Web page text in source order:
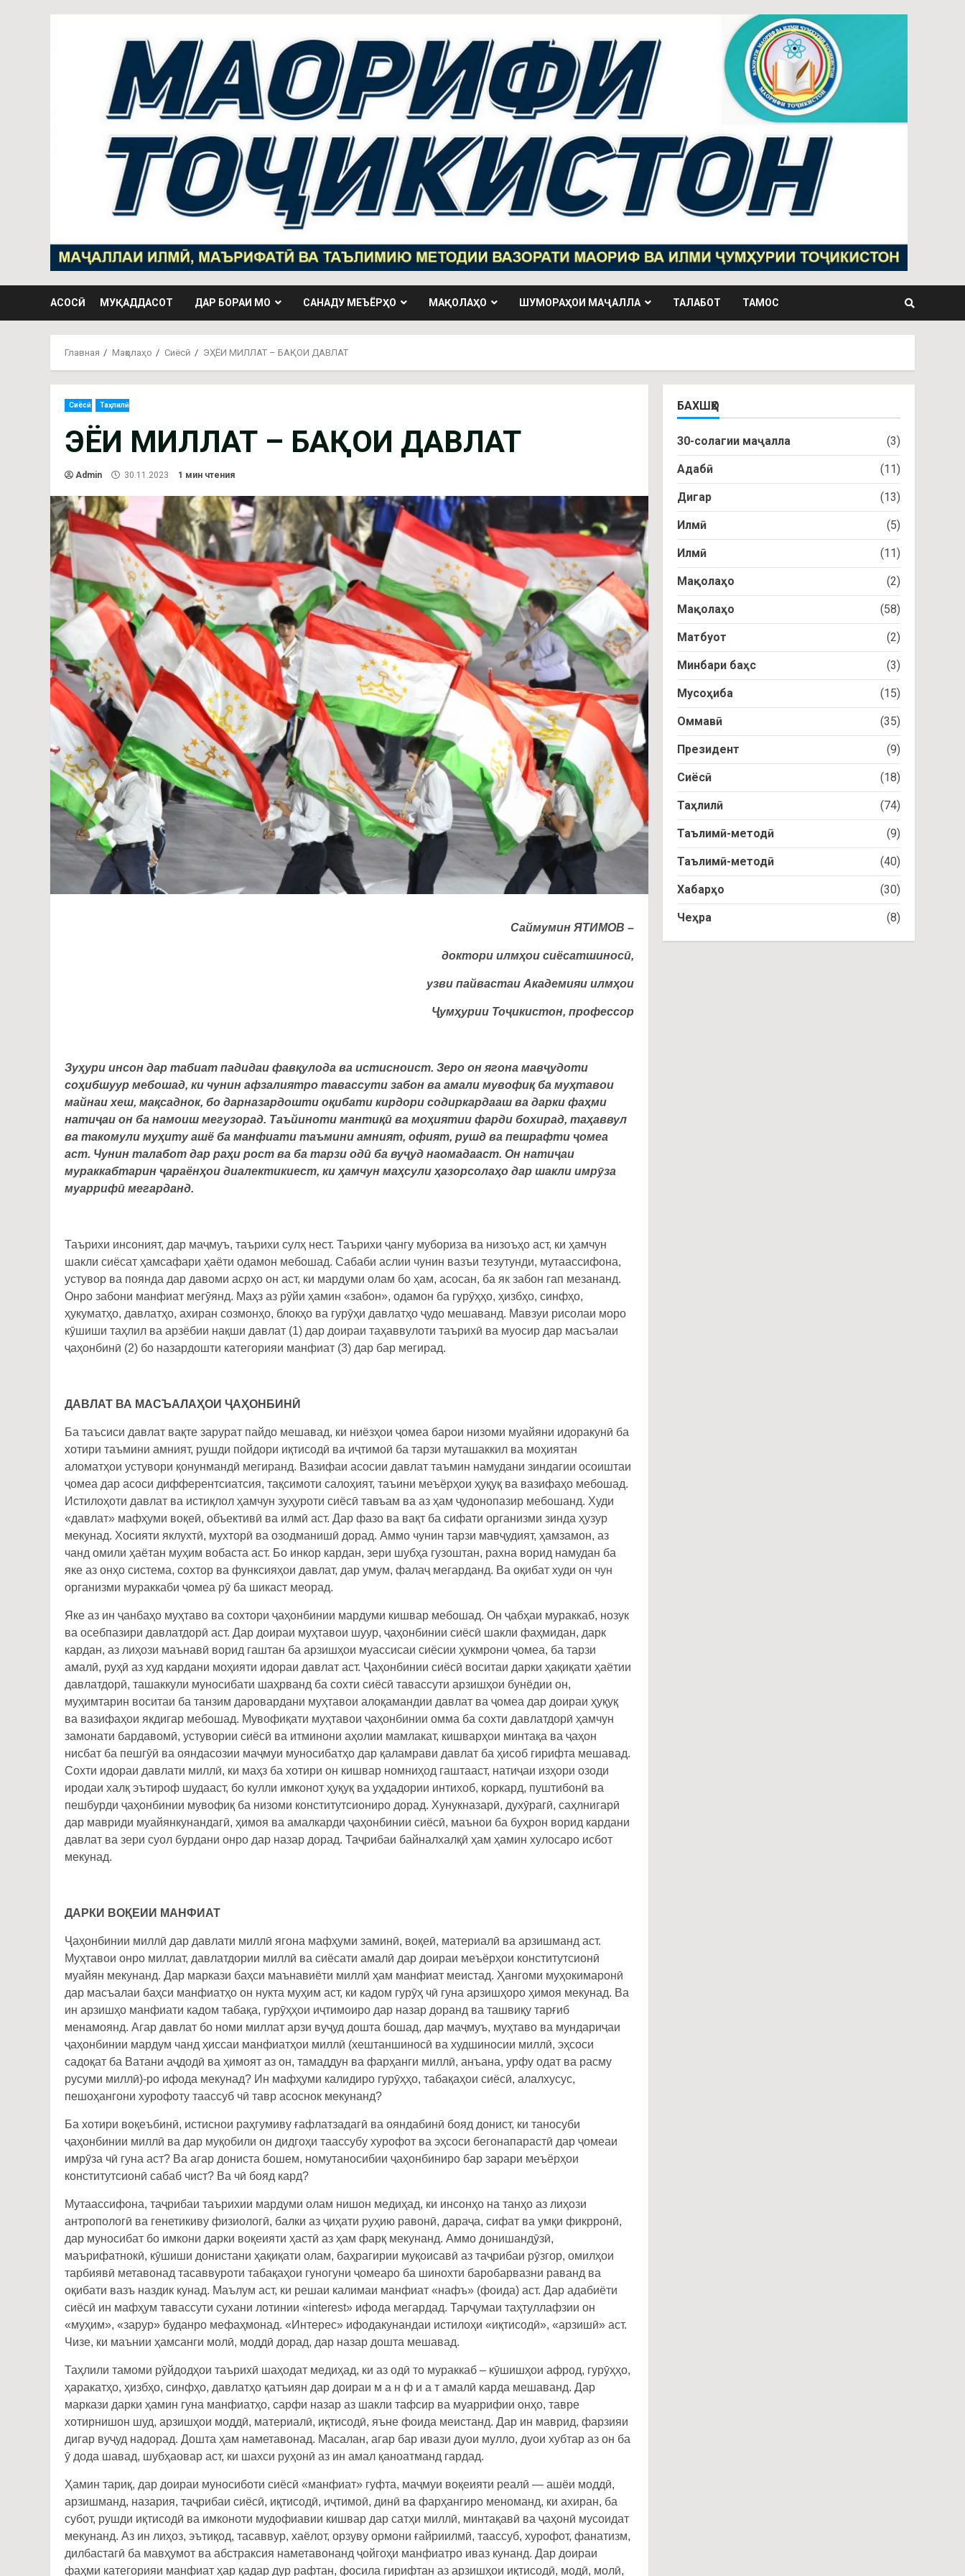
АСОСӢ МУҚАДДАСОТ ДАР БОРАИ МО САНАДУ МЕЪЁРҲО МАҚОЛАҲО ШУМОРАҲОИ МАҶАЛЛА ТАЛАБОТ ТАМОС
Главная Мақолаҳо Сиёсӣ ЭҲЁИ МИЛЛАТ – БАҚОИ ДАВЛАТ
Сиёсӣ Таҳлилӣ
ЭҲЁИ МИЛЛАТ – БАҚОИ ДАВЛАТ
Admin 30.11.2023 1 мин чтения
Саймумин ЯТИМОВ –
доктори илмҳои сиёсатшиносӣ,
узви пайвастаи Академияи илмҳои
Ҷумҳурии Тоҷикистон, профессор
Зуҳури инсон дар табиат падидаи фавқулода ва истисноист. Зеро он ягона мавҷудоти
соҳибшуур мебошад, ки чунин афзалиятро тавассути забон ва амали мувофиқ ба муҳтавои
майнаи хеш, мақсаднок, бо дарназардошти оқибати кирдори содиркардааш ва дарки фаҳми
натиҷаи он ба намоиш мегузорад. Таъйиноти мантиқӣ ва моҳиятии фарди бохирад, таҳаввул
ва такомули муҳиту ашё ба манфиати таъмини амният, офият, рушд ва пешрафти ҷомеа
аст. Чунин талабот дар раҳи рост ва ба тарзи одӣ ба вуҷуд наомадааст. Он натиҷаи
мураккабтарин ҷараёнҳои диалектикиест, ки ҳамчун маҳсули ҳазорсолаҳо дар шакли имрӯза
муаррифӣ мегарданд.
Таърихи инсоният, дар маҷмуъ, таърихи сулҳ нест. Таърихи ҷангу мубориза ва низоъҳо аст, ки ҳамчун
шакли сиёсат ҳамсафари ҳаёти одамон мебошад. Сабаби аслии чунин вазъи тезутунди, мутаассифона,
устувор ва поянда дар давоми асрҳо он аст, ки мардуми олам бо ҳам, асосан, ба як забон гап мезананд.
Онро забони манфиат мегӯянд. Маҳз аз рӯйи ҳамин «забон», одамон ба гурӯҳҳо, ҳизбҳо, синфҳо,
ҳукуматҳо, давлатҳо, ахиран созмонҳо, блокҳо ва гурӯҳи давлатҳо ҷудо мешаванд. Мавзуи рисолаи моро
кӯшиши таҳлил ва арзёбии нақши давлат (1) дар доираи таҳаввулоти таърихӣ ва муосир дар масъалаи
ҷаҳонбинӣ (2) бо назардошти категорияи манфиат (3) дар бар мегирад.
ДАВЛАТ ВА МАСЪАЛАҲОИ ҶАҲОНБИНӢ
Ба таъсиси давлат вақте зарурат пайдо мешавад, ки ниёзҳои ҷомеа барои низоми муайяни идоракунӣ ба
хотири таъмини амният, рушди пойдори иқтисодӣ ва иҷтимоӣ ба тарзи муташаккил ва моҳиятан
аломатҳои устувори қонунмандӣ мегиранд. Вазифаи асосии давлат таъмин намудани зиндагии осоиштаи
ҷомеа дар асоси дифферентсиатсия, тақсимоти салоҳият, таъини меъёрҳои ҳуқуқ ва вазифаҳо мебошад.
Истилоҳоти давлат ва истиқлол ҳамчун зуҳуроти сиёсӣ тавъам ва аз ҳам ҷудонопазир мебошанд. Худи
«давлат» мафҳуми воқеӣ, объективӣ ва илмӣ аст. Дар фазо ва вақт ба сифати организми зинда ҳузур
мекунад. Хосияти яклухтӣ, мухторӣ ва озодманишӣ дорад. Аммо чунин тарзи мавҷудият, ҳамзамон, аз
чанд омили ҳаётан муҳим вобаста аст. Бо инкор кардан, зери шубҳа гузоштан, рахна ворид намудан ба
яке аз онҳо система, сохтор ва функсияҳои давлат, дар умум, фалаҷ мегарданд. Ва оқибат худи он чун
организми мураккаби ҷомеа рӯ ба шикаст меорад.
Яке аз ин ҷанбаҳо муҳтаво ва сохтори ҷаҳонбинии мардуми кишвар мебошад. Он ҷабҳаи мураккаб, нозук
ва осебпазири давлатдорӣ аст. Дар доираи муҳтавои шуур, ҷаҳонбинии сиёсӣ шакли фаҳмидан, дарк
кардан, аз лиҳози маънавӣ ворид гаштан ба арзишҳои муассисаи сиёсии ҳукмрони ҷомеа, ба тарзи
амалӣ, руҳӣ аз худ кардани моҳияти идораи давлат аст. Ҷаҳонбинии сиёсӣ воситаи дарки ҳақиқати ҳаётии
давлатдорӣ, ташаккули муносибати шаҳрванд ба сохти сиёсӣ тавассути арзишҳои бунёдии он,
муҳимтарин воситаи ба танзим даровардани муҳтавои алоқамандии давлат ва ҷомеа дар доираи ҳуқуқ
ва вазифаҳои якдигар мебошад. Мувофиқати муҳтавои ҷаҳонбинии омма ба сохти давлатдорӣ ҳамчун
замонати бардавомӣ, устувории сиёсӣ ва итминони аҳолии мамлакат, кишварҳои минтақа ва ҷаҳон
нисбат ба пешгӯӣ ва ояндасозии маҷмуи муносибатҳо дар қаламрави давлат ба ҳисоб гирифта мешавад.
Сохти идораи давлати миллӣ, ки маҳз ба хотири он кишвар номниҳод гаштааст, натиҷаи изҳори озоди
иродаи халқ эътироф шудааст, бо кулли имконот ҳуқуқ ва уҳдадории интихоб, коркард, пуштибонӣ ва
пешбурди ҷаҳонбинии мувофиқ ба низоми конститутсиониро дорад. Хунукназарӣ, духӯрагӣ, саҳлнигарӣ
дар мавриди муайянкунандагӣ, ҳимоя ва амалкарди ҷаҳонбинии сиёсӣ, маънои ба буҳрон ворид кардани
давлат ва зери суол бурдани онро дар назар дорад. Таҷрибаи байналхалқӣ ҳам ҳамин хулосаро исбот
мекунад.
ДАРКИ ВОҚЕИИ МАНФИАТ
Ҷаҳонбинии миллӣ дар давлати миллӣ ягона мафҳуми заминӣ, воқеӣ, материалӣ ва арзишманд аст.
Муҳтавои онро миллат, давлатдории миллӣ ва сиёсати амалӣ дар доираи меъёрҳои конститутсионӣ
муайян мекунанд. Дар маркази баҳси маънавиёти миллӣ ҳам манфиат меистад. Ҳангоми муҳокимаронӣ
дар масъалаи баҳси манфиатҳо он нукта муҳим аст, ки кадом гурӯҳ чӣ гуна арзишҳоро ҳимоя мекунад. Ва
ин арзишҳо манфиати кадом табақа, гурӯҳҳои иҷтимоиро дар назар доранд ва ташвиқу тарғиб
менамоянд. Агар давлат бо номи миллат арзи вуҷуд дошта бошад, дар маҷмуъ, муҳтаво ва мундариҷаи
ҷаҳонбинии мардум чанд ҳиссаи манфиатҳои миллӣ (хештаншиносӣ ва худшиносии миллӣ, эҳсоси
садоқат ба Ватани аҷдодӣ ва ҳимоят аз он, тамаддун ва фарҳанги миллӣ, анъана, урфу одат ва расму
русуми миллӣ)-ро ифода мекунад? Ин мафҳуми калидиро гурӯҳҳо, табақаҳои сиёсӣ, алалхусус,
пешоҳангони хурофоту таассуб чӣ тавр асоснок мекунанд?
Ба хотири воқеъбинӣ, истиснои раҳгумиву ғафлатзадагӣ ва ояндабинӣ бояд донист, ки таносуби
ҷаҳонбинии миллӣ ва дар муқобили он дидгоҳи таассубу хурофот ва эҳсоси бегонапарастӣ дар ҷомеаи
имрӯза чӣ гуна аст? Ва агар дониста бошем, номутаносибии ҷаҳонбиниро бар зарари меъёрҳои
конститутсионӣ сабаб чист? Ва чӣ бояд кард?
Мутаассифона, таҷрибаи таърихии мардуми олам нишон медиҳад, ки инсонҳо на танҳо аз лиҳози
антропологӣ ва генетикиву физиологӣ, балки аз ҷиҳати руҳию равонӣ, дараҷа, сифат ва умқи фикрронӣ,
дар муносибат бо имкони дарки воқеияти ҳастӣ аз ҳам фарқ мекунанд. Аммо донишандӯзӣ,
маърифатнокӣ, кӯшиши донистани ҳақиқати олам, баҳрагирии муқоисавӣ аз таҷрибаи рӯзгор, омилҳои
тарбиявӣ метавонад тасаввуроти табақаҳои гуногуни ҷомеаро ба шинохти баробарвазни раванд ва
оқибати вазъ наздик кунад. Маълум аст, ки решаи калимаи манфиат «нафъ» (фоида) аст. Дар адабиёти
сиёсӣ ин мафҳум тавассути сухани лотинии «interest» ифода мегардад. Тарҷумаи таҳтуллафзии он
«муҳим», «зарур» буданро мефаҳмонад. «Интерес» ифодакунандаи истилоҳи «иқтисодӣ», «арзишӣ» аст.
Чизе, ки маънии ҳамсанги молӣ, моддӣ дорад, дар назар дошта мешавад.
Таҳлили тамоми рӯйдодҳои таърихӣ шаҳодат медиҳад, ки аз одӣ то мураккаб – кӯшишҳои афрод, гурӯҳҳо,
ҳаракатҳо, ҳизбҳо, синфҳо, давлатҳо қатъиян дар доираи м а н ф и а т амалӣ карда мешаванд. Дар
маркази дарки ҳамин гуна манфиатҳо, сарфи назар аз шакли тафсир ва муаррифии онҳо, тавре
хотирнишон шуд, арзишҳои моддӣ, материалӣ, иқтисодӣ, яъне фоида меистанд. Дар ин маврид, фарзияи
дигар вуҷуд надорад. Дошта ҳам наметавонад. Масалан, агар бар ивази дуои мулло, дуои хубтар аз он ба
ӯ дода шавад, шубҳаовар аст, ки шахси руҳонӣ аз ин амал қаноатманд гардад.
Ҳамин тариқ, дар доираи муносиботи сиёсӣ «манфиат» гуфта, маҷмуи воқеияти реалӣ — ашёи моддӣ,
арзишманд, назария, таҷрибаи сиёсӣ, иқтисодӣ, иҷтимоӣ, динӣ ва фарҳангиро меноманд, ки ахиран, ба
субот, рушди иқтисодӣ ва имконоти мудофиавии кишвар дар сатҳи миллӣ, минтақавӣ ва ҷаҳонӣ мусоидат
мекунанд. Аз ин лиҳоз, эътиқод, тасаввур, хаёлот, орзуву ормони ғайриилмӣ, таассуб, хурофот, фанатизм,
дилбастагӣ ба мавҳумот ва абстраксия наметавонанд ҷойгоҳи манфиатро иваз кунанд. Дар доираи
фаҳми категорияи манфиат ҳар қадар дур рафтан, фосила гирифтан аз арзишҳои иқтисодӣ, модӣ, молӣ,
БАХШҲО
30-солагии маҷалла (3)
Адабӣ (11)
Дигар (13)
Илмӣ (5)
Илмӣ (11)
Мақолаҳо (2)
Мақолаҳо (58)
Матбуот (2)
Минбари баҳс (3)
Мусоҳиба (15)
Оммавӣ (35)
Президент (9)
Сиёсӣ (18)
Таҳлилӣ (74)
Таълимӣ-методӣ (9)
Таълимӣ-методӣ (40)
Хабарҳо (30)
Чеҳра (8)